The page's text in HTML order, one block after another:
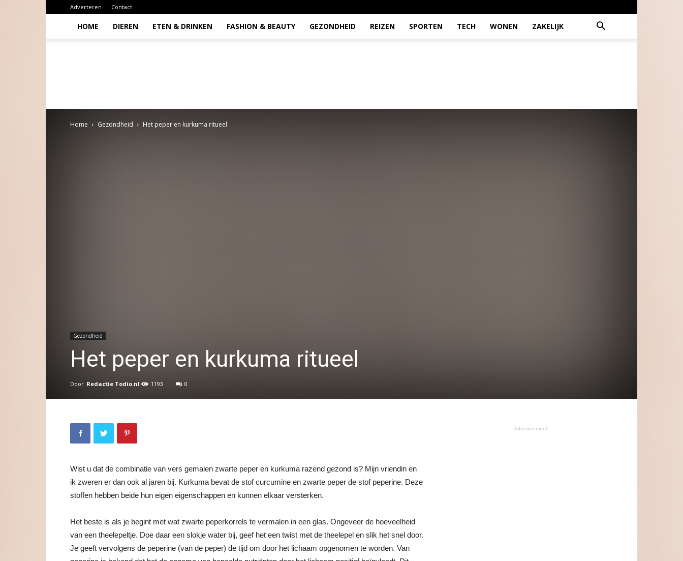
Adverteren Contact
HOME DIEREN ETEN & DRINKEN FASHION & BEAUTY GEZONDHEID REIZEN SPORTEN TECH WONEN ZAKELIJK
Home Gezondheid Het peper en kurkuma ritueel
Gezondheid
Het peper en kurkuma ritueel
Door Redactie Todio.nl 1193 0
Wist u dat de combinatie van vers gemalen zwarte peper en kurkuma razend gezond is? Mijn vriendin en
ik zweren er dan ook al jaren bij. Kurkuma bevat de stof curcumine en zwarte peper de stof peperine. Deze
stoffen hebben beide hun eigen eigenschappen en kunnen elkaar versterken.
Het beste is als je begint met wat zwarte peperkorrels te vermalen in een glas. Ongeveer de hoeveelheid
van een theelepeltje. Doe daar een slokje water bij, geef het een twist met de theelepel en slik het snel door.
Je geeft vervolgens de peperine (van de peper) de tijd om door het lichaam opgenomen te worden. Van
- Advertisement -